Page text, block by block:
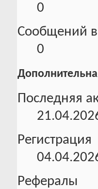
0
Сообщений
0
Последняя
Регистрация
Рефералы